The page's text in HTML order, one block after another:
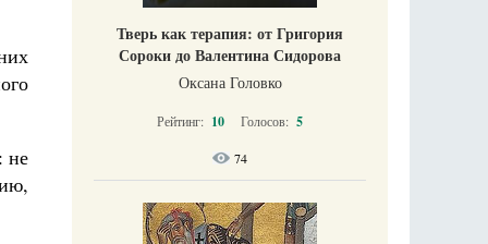
не
Тверь как терапия: от Григория
Сороки до Валентина Сидорова
Оксана Головко
Рейтинг: 10 Голосов: 5
74